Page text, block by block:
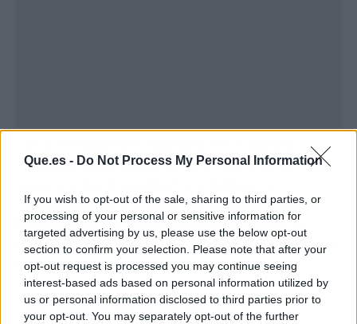
Que.es - Do Not Process My Personal Information
If you wish to opt-out of the sale, sharing to third parties, or
processing of your personal or sensitive information for
targeted advertising by us, please use the below opt-out
section to confirm your selection. Please note that after your
opt-out request is processed you may continue seeing
interest-based ads based on personal information utilized by
us or personal information disclosed to third parties prior to
your opt-out. You may separately opt-out of the further
fuertes interacciones entre el clima, el uso del
vulnerabilidad y la resistencia de los bosques.
El nuevo índice les permitió identificar la
naturaleza de estas interacciones en todos los
bosques tropicales del mundo.
"Las conclusiones muestran que la